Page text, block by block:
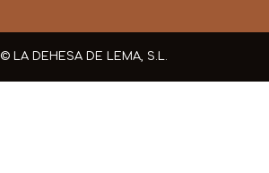
LA DEHESA DE LEMA, S.L.